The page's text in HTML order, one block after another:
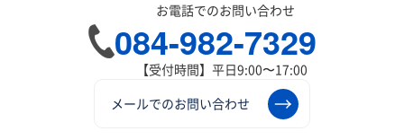
お電話でのお問い合わせ
084-982-7329
【受付時間】平日9:00〜17:00
メールでのお問い合わせ